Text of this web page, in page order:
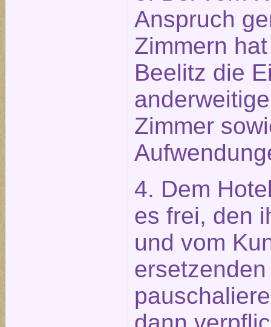
Anspruch
Zimmern
Beelitz die
Zimmer
4. Dem
es frei, den
und vom